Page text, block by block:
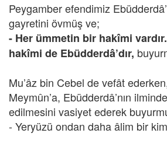
Peygamber efendimiz
gayretini övmüş ve;
- Her ümmetin bir hakîmi
hakîmi de Ebüdderdâ’dır,
Mu’âz bin Cebel de vefât
Meymûn’a, Ebüdderdâ’nın
edilmesini vasiyet ederek
- Yeryüzü ondan daha âlim bir